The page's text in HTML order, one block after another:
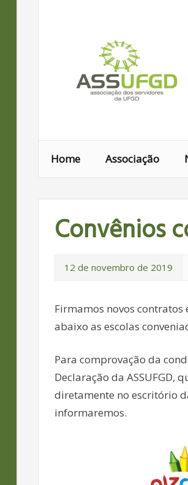
Home Associação
Convênios
12 de novembro de 2019
Firmamos novos contratos
abaixo as escolas
Para comprovação da
Declaração da ASSUFGD,
diretamente no escritório
informaremos.